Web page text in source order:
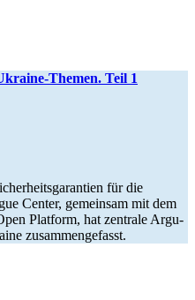
Themen. Teil 1
für die
Center, gemein­sam mit dem
Plat­form, hat zen­trale Argu­
zusammengefasst.